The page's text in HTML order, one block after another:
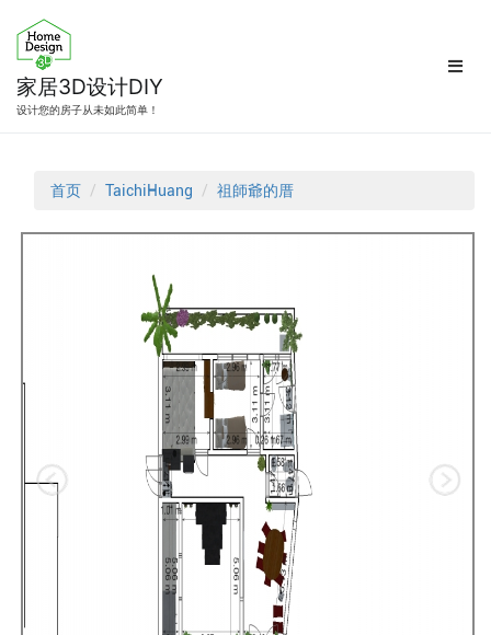
家居3D设计DIY
设计您的房子从未如此简单！
首页 TaichiHuang 祖師爺的厝